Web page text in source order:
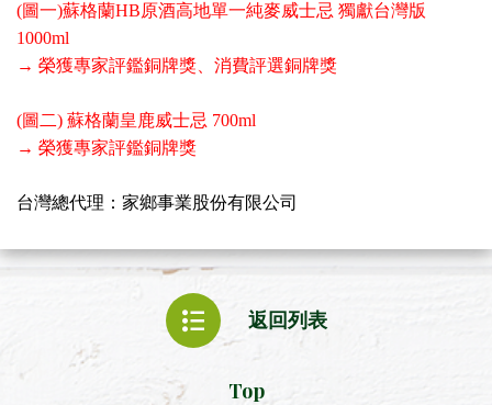
(圖一)蘇格蘭HB原酒高地單一純麥威士忌 獨獻台灣版
1000ml
→ 榮獲專家評鑑銅牌獎、消費評選銅牌獎
(圖二) 蘇格蘭皇鹿威士忌 700ml
→ 榮獲專家評鑑銅牌獎
台灣總代理：家鄉事業股份有限公司
返回列表
Top